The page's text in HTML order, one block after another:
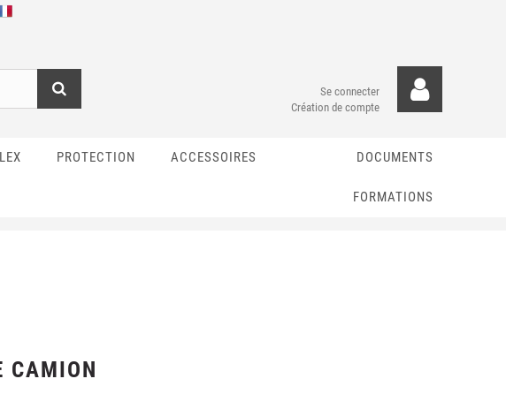
Se connecter
Création de compte
PROTECTION ACCESSOIRES DOCUMENTS
FORMATIONS
CAMION